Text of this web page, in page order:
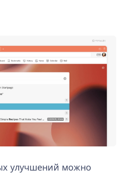
улучшений можно